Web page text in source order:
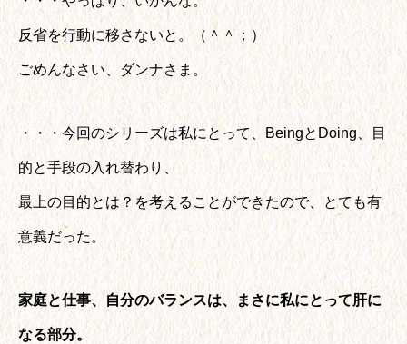
反省を行動に移さないと。（＾＾；）
ごめんなさい、ダンナさま。
・・・今回のシリーズは私にとって、BeingとDoing、目
的と手段の入れ替わり、
最上の目的とは？を考えることができたので、とても有
意義だった。
家庭と仕事、自分のバランスは、まさに私にとって肝に
なる部分。